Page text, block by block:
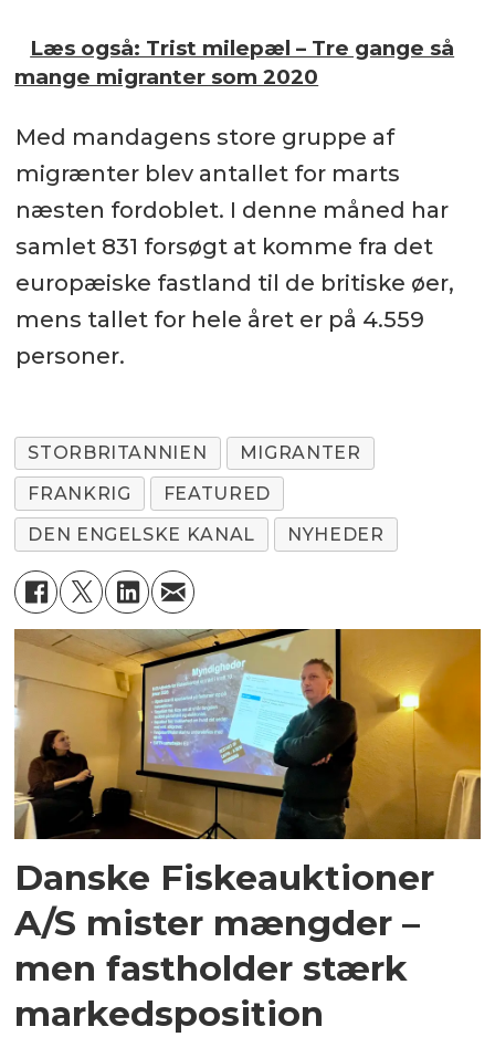
Læs også: Trist milepæl – Tre gange så
mange migranter som 2020
Med mandagens store gruppe af
migrænter blev antallet for marts
næsten fordoblet. I denne måned har
samlet 831 forsøgt at komme fra det
europæiske fastland til de britiske øer,
mens tallet for hele året er på 4.559
personer.
STORBRITANNIEN
MIGRANTER
FRANKRIG
FEATURED
DEN ENGELSKE KANAL
NYHEDER
Danske Fiskeauktioner
A/S mister mængder –
men fastholder stærk
markedsposition